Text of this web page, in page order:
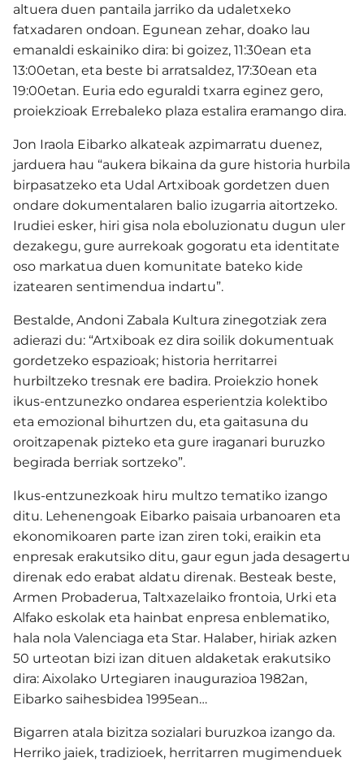
altuera duen pantaila jarriko da udaletxeko
fatxadaren ondoan. Egunean zehar, doako lau
emanaldi eskainiko dira: bi goizez, 11:30ean eta
13:00etan, eta beste bi arratsaldez, 17:30ean eta
19:00etan. Euria edo eguraldi txarra eginez gero,
proiekzioak Errebaleko plaza estalira eramango dira.
Jon Iraola Eibarko alkateak azpimarratu duenez,
jarduera hau “aukera bikaina da gure historia hurbila
birpasatzeko eta Udal Artxiboak gordetzen duen
ondare dokumentalaren balio izugarria aitortzeko.
Irudiei esker, hiri gisa nola eboluzionatu dugun uler
dezakegu, gure aurrekoak gogoratu eta identitate
oso markatua duen komunitate bateko kide
izatearen sentimendua indartu”.
Bestalde, Andoni Zabala Kultura zinegotziak zera
adierazi du: “Artxiboak ez dira soilik dokumentuak
gordetzeko espazioak; historia herritarrei
hurbiltzeko tresnak ere badira. Proiekzio honek
ikus-entzunezko ondarea esperientzia kolektibo
eta emozional bihurtzen du, eta gaitasuna du
oroitzapenak pizteko eta gure iraganari buruzko
begirada berriak sortzeko”.
Ikus-entzunezkoak hiru multzo tematiko izango
ditu. Lehenengoak Eibarko paisaia urbanoaren eta
ekonomikoaren parte izan ziren toki, eraikin eta
enpresak erakutsiko ditu, gaur egun jada desagertu
direnak edo erabat aldatu direnak. Besteak beste,
Armen Probaderua, Taltxazelaiko frontoia, Urki eta
Alfako eskolak eta hainbat enpresa enblematiko,
hala nola Valenciaga eta Star. Halaber, hiriak azken
50 urteotan bizi izan dituen aldaketak erakutsiko
dira: Aixolako Urtegiaren inaugurazioa 1982an,
Eibarko saihesbidea 1995ean…
Bigarren atala bizitza sozialari buruzkoa izango da.
Herriko jaiek, tradizioek, herritarren mugimenduek